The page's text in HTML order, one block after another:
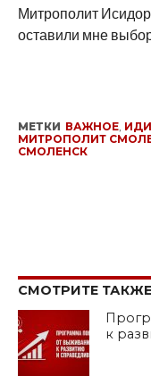
Митрополит
оставили мне
МЕТКИ ВАЖНОЕ,
МИТРОПОЛИТ
СМОЛЕНСК
СМОТРИТЕ ТАКЖЕ
к